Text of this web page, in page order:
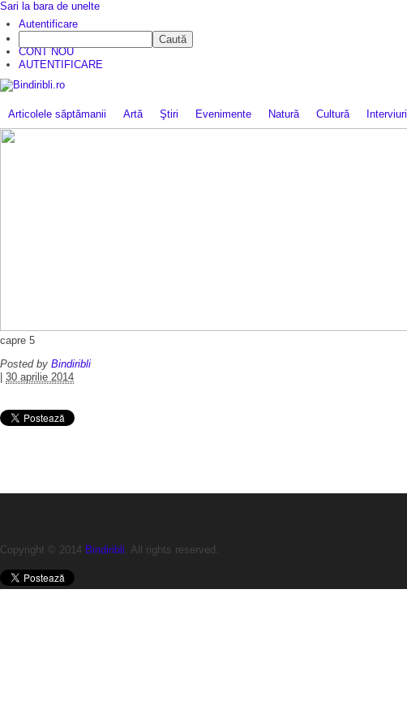
CONT NOU
AUTENTIFICARE
Articolele săptămanii Artă Ştiri Evenimente Natură Cultură Interviuri
capre 5
Posted by Bindiribli
30 aprilie 2014
Copyright © 2014 Bindiribli. All rights reserved.
Sari la bara de unelte
Autentificare
Caută